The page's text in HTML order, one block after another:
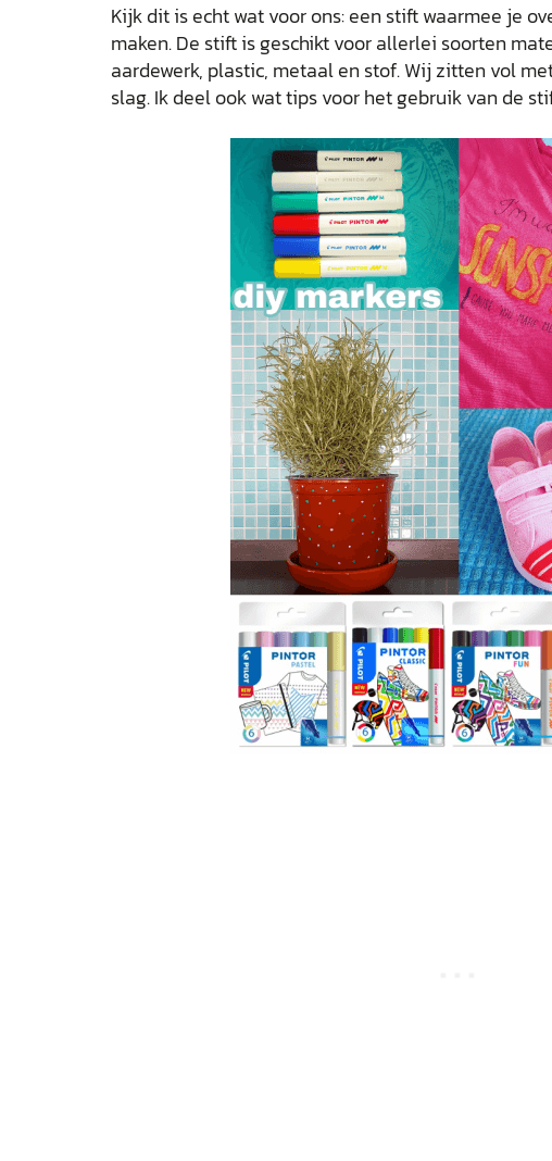
Kijk dit is echt wat voor ons: een stift waarmee je
maken. De stift is geschikt voor allerlei soorten
aardewerk, plastic, metaal en stof. Wij zitten vol
slag. Ik deel ook wat tips voor het gebruik van de